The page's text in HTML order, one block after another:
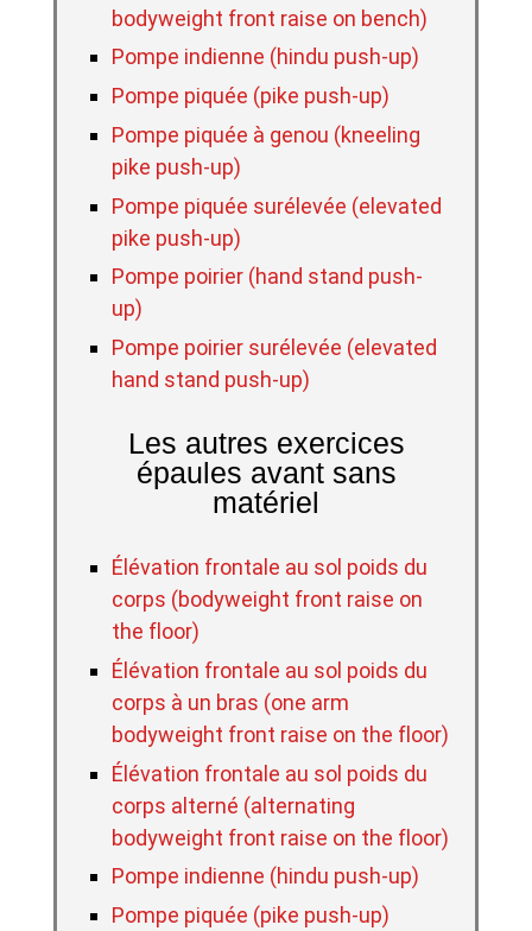
bodyweight front raise on bench)
Pompe indienne (hindu push-up)
Pompe piquée (pike push-up)
Pompe piquée à genou (kneeling
pike push-up)
Pompe piquée surélevée (elevated
pike push-up)
Pompe poirier (hand stand push-
up)
Pompe poirier surélevée (elevated
hand stand push-up)
Les autres exercices
épaules avant sans
matériel
Élévation frontale au sol poids du
corps (bodyweight front raise on
the floor)
Élévation frontale au sol poids du
corps à un bras (one arm
bodyweight front raise on the floor)
Élévation frontale au sol poids du
corps alterné (alternating
bodyweight front raise on the floor)
Pompe indienne (hindu push-up)
Pompe piquée (pike push-up)